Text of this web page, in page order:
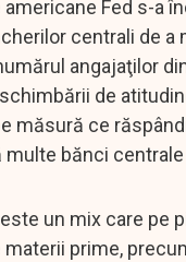
Fed s-a
centrali de
angajaţilor
de
măsură ce
bănci
un mix care pe
prime,